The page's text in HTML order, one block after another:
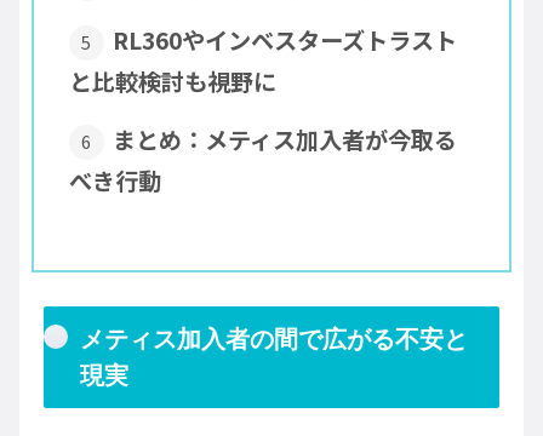
RL360やインベスターズトラスト
と比較検討も視野に
まとめ：メティス加入者が今取る
べき行動
メティス加入者の間で広がる不安と
現実